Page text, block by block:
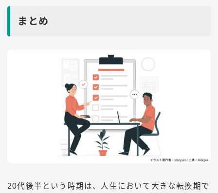
まとめ
20代後半という時期は、人生において大きな転換期で